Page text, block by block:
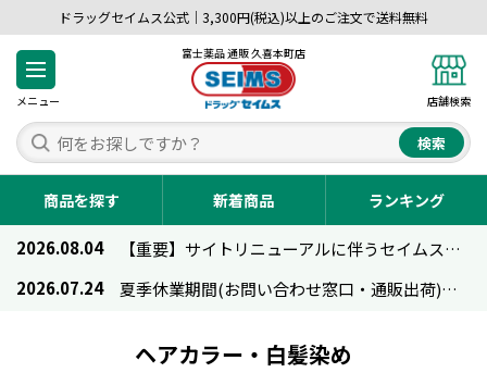
ドラッグセイムス公式｜3,300円(税込)以上のご注文で送料無料
メニュー
富士薬品 通販 久喜本町店
店舗検索
検索
商品を探す 新着商品 ランキング
2026.08.04
【重要】サイトリニューアルに伴うセイムス通販のご利用について
2026.07.24
夏季休業期間(お問い合わせ窓口・通販出荷)のお知らせ
ヘアカラー・白髪染め